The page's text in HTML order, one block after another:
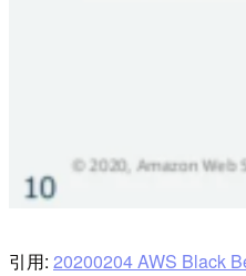
引用: 20200204 AWS Black